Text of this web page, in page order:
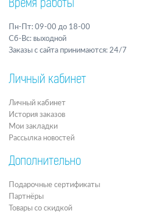
Время работы
Пн-Пт: 09-00 до 18-00
Сб-Вс: выходной
Заказы с сайта принимаются: 24/7
Личный кабинет
Личный кабинет
История заказов
Мои закладки
Рассылка новостей
Дополнительно
Подарочные сертификаты
Партнёры
Товары со скидкой